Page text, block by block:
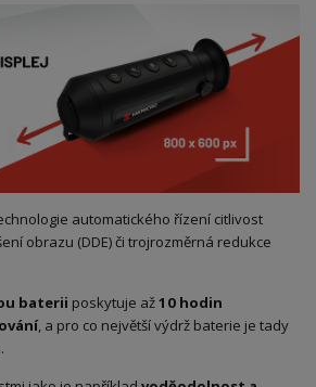
automatického řízení citlivost
obrazu (DDE) či trojrozměrná redukce
baterii poskytuje až10 hodin
, a pro co největší výdrž baterie je tady
.